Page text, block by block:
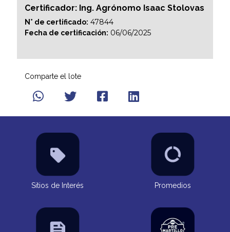
Certificador: Ing. Agrónomo Isaac Stolovas
N° de certificado: 47844
Fecha de certificación: 06/06/2025
Comparte el lote
Sitios de Interés Promedios